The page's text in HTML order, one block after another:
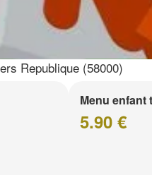
Republique (58000)
Menu enfant
5.90 €